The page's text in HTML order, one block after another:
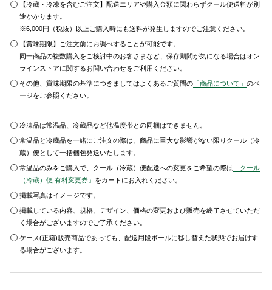
【冷蔵・冷凍を含むご注文】配送エリアや購入金額に関わらずクール便送料が別
途かかります。
※6,000円（税抜）以上ご購入時にも送料が発生しますのでご注意ください。
【賞味期限】ご注文前にお調べすることが可能です。
同一商品の複数購入をご検討中のお客さまなど、保存期間が気になる場合はオン
ラインストアに関するお問い合わせをご利用ください。
その他、賞味期限の基準につきましてはよくあるご質問の 「商品について」のペ
ージをご参照ください。
冷凍品は常温品、冷蔵品など他温度帯との同梱はできません。
常温品と冷蔵品を一緒にご注文の際は、商品に重大な影響がない限りクール（冷
蔵）便として一括梱包発送いたします。
常温品のみをご購入で、クール（冷蔵）便配送への変更をご希望の際は 「クール
（冷蔵）便 有料変更券」 をカートにお入れください。
掲載写真はイメージです。
掲載している内容、規格、デザイン、価格の変更および販売を終了させていただ
く場合がございますのでご了承ください。
ケース(正箱)販売商品であっても、配送用段ボールに移し替えた状態でお届けす
る場合がございます。